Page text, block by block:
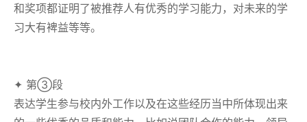
和奖项都证明了被推荐人有优秀的学习能力，对未来的学
习大有裨益等等。
✦ 第③段
表达学生参与校内外工作以及在这些经历当中所体现出来